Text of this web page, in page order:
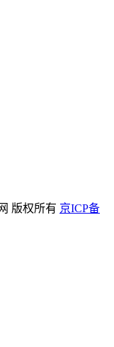
版权所有 京ICP备